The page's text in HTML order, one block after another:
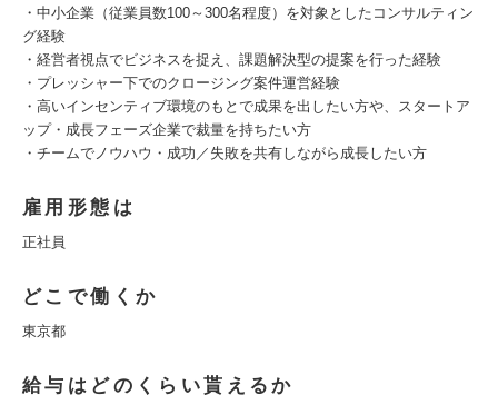
・中小企業（従業員数100～300名程度）を対象としたコンサルティン
グ経験
・経営者視点でビジネスを捉え、課題解決型の提案を行った経験
・プレッシャー下でのクロージング案件運営経験
・高いインセンティブ環境のもとで成果を出したい方や、スタートア
ップ・成長フェーズ企業で裁量を持ちたい方
・チームでノウハウ・成功／失敗を共有しながら成長したい方
雇用形態は
正社員
どこで働くか
東京都
給与はどのくらい貰えるか